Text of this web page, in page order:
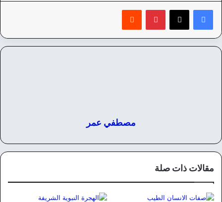
بينتيريست
مصطفي عمر
مقالات ذات صلة